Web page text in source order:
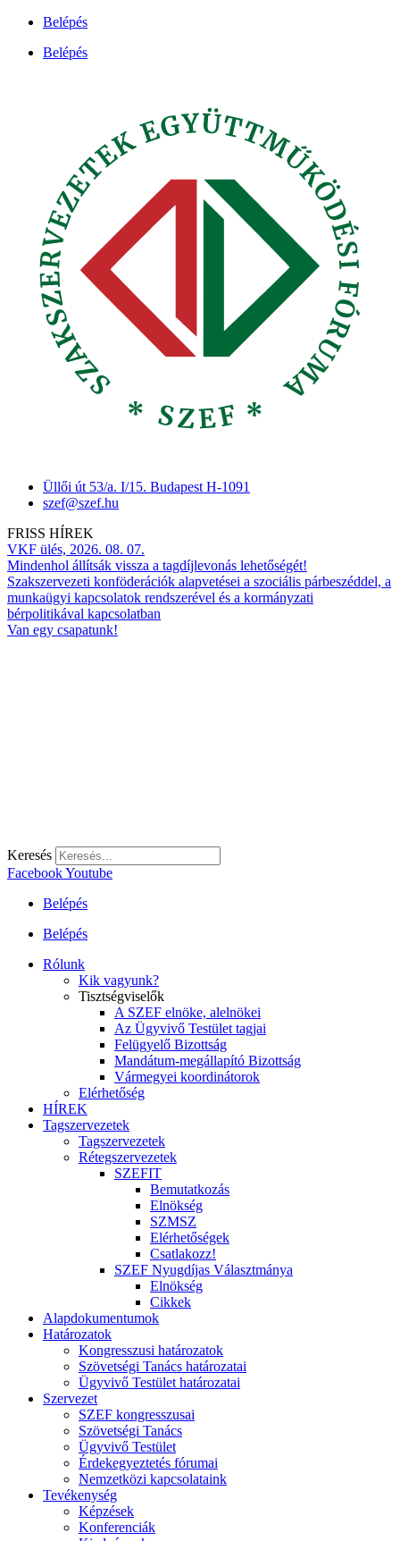
Ugrás
tartalomhoz
Belépés
Belépés
Üllői út 53/a. I/15. Budapest H-1091
szef@szef.hu
FRISS HÍREK
VKF ülés, 2026. 08. 07.
Mindenhol állítsák vissza a tagdíjlevonás lehetőségét!
Szakszervezeti konföderációk alapvetései a szociális párbeszéddel, a
munkaügyi kapcsolatok rendszerével és a kormányzati
bérpolitikával kapcsolatban
Van egy csapatunk!
Keresés
FacebookYoutube
Belépés
Belépés
Rólunk
Kik vagyunk?
Tisztségviselők
A SZEF elnöke, alelnökei
Az Ügyvivő Testület tagjai
Felügyelő Bizottság
Mandátum-megállapító Bizottság
Vármegyei koordinátorok
Elérhetőség
HÍREK
Tagszervezetek
Tagszervezetek
Rétegszervezetek
SZEFIT
Bemutatkozás
Elnökség
SZMSZ
Elérhetőségek
Csatlakozz!
SZEF Nyugdíjas Választmánya
Elnökség
Cikkek
Alapdokumentumok
Határozatok
Kongresszusi határozatok
Szövetségi Tanács határozatai
Ügyvivő Testület határozatai
Szervezet
SZEF kongresszusai
Szövetségi Tanács
Ügyvivő Testület
Érdekegyeztetés fórumai
Nemzetközi kapcsolataink
Tevékenység
Képzések
Konferenciák